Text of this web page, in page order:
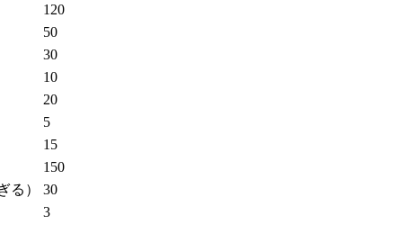
120
50
30
10
20
5
15
150
る）
30
3